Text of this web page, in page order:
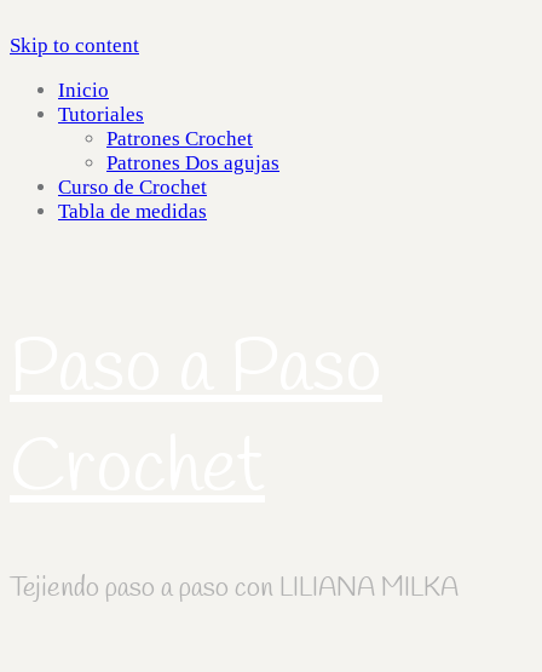
Skip to content
Inicio
Tutoriales
Patrones Crochet
Patrones Dos agujas
Curso de Crochet
Tabla de medidas
Tejiendo paso a paso con LILIANA MILKA